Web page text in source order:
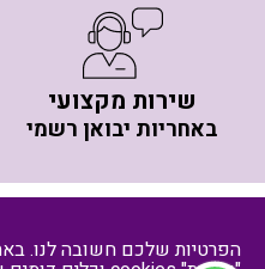
שירות מקצועי
באחריות יבואן רשמי
יותר מ- 20 סניפי חלוקה בפריסה ארצית
הפרטיות שלכם חשובה לנו.